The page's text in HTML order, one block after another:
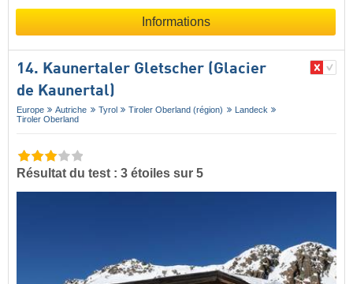
Informations
14. Kaunertaler Gletscher (Glacier
de Kaunertal)
Europe Autriche Tyrol Tiroler Oberland (région)
Landeck
Tiroler Oberland
Résultat du test : 3 étoiles sur 5